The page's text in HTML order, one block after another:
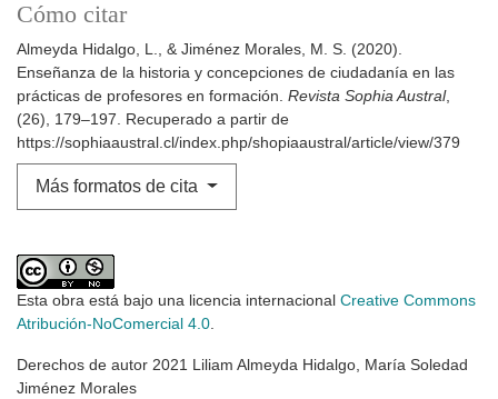
Cómo citar
Almeyda Hidalgo, L., & Jiménez Morales, M. S. (2020).
Enseñanza de la historia y concepciones de ciudadanía en las
prácticas de profesores en formación. Revista Sophia Austral,
(26), 179–197. Recuperado a partir de
https://sophiaaustral.cl/index.php/shopiaaustral/article/view/379
Más formatos de cita
Esta obra está bajo una licencia internacional Creative Commons
Atribución-NoComercial 4.0.
Derechos de autor 2021 Liliam Almeyda Hidalgo, María Soledad
Jiménez Morales